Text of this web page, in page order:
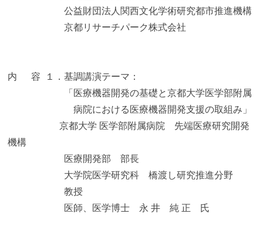
公益財団法人関西文化学術研究都市推進機構
京都リサーチパーク株式会社
内 容 １．基調講演テーマ：
「医療機器開発の基礎と京都大学医学部附属
病院における医療機器開発支援の取組み」
京都大学 医学部附属病院 先端医療研究開発
機構
医療開発部 部長
大学院医学研究科 橋渡し研究推進分野
教授
医師、医学博士 永 井 純 正 氏